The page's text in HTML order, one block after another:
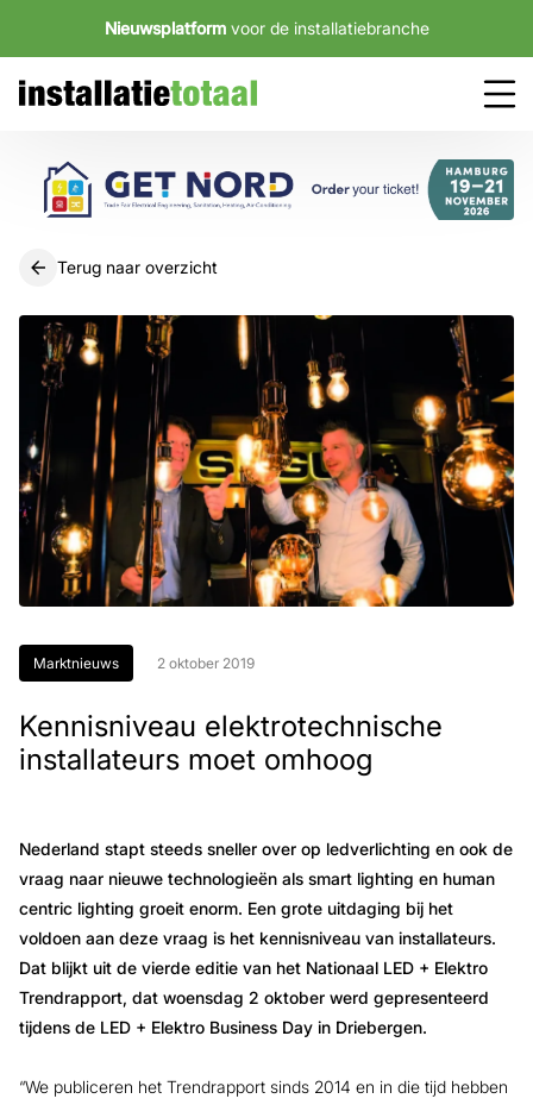
Nieuwsplatform voor de installatiebranche
Terug naar overzicht
Marktnieuws 2 oktober 2019
Kennisniveau elektrotechnische
installateurs moet omhoog
Nederland stapt steeds sneller over op ledverlichting en ook de
vraag naar nieuwe technologieën als smart lighting en human
centric lighting groeit enorm. Een grote uitdaging bij het
voldoen aan deze vraag is het kennisniveau van installateurs.
Dat blijkt uit de vierde editie van het Nationaal LED + Elektro
Trendrapport, dat woensdag 2 oktober werd gepresenteerd
tijdens de LED + Elektro Business Day in Driebergen.
“We publiceren het Trendrapport sinds 2014 en in die tijd hebben